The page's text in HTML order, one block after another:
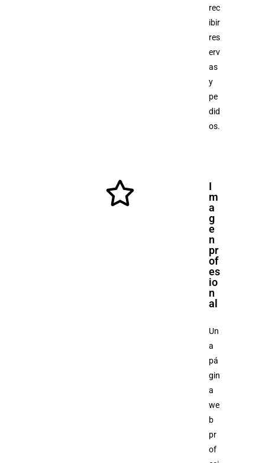
rec
ibir
res
erv
as
y
pe
did
os.
I
m
a
g
e
n
pr
of
es
io
n
al
Un
a
pá
gin
a
we
b
pr
of